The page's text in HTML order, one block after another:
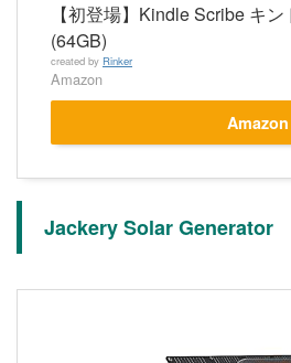
【初登場】Kindle Scribe キ
(64GB)
created by Rinker
Amazon
Amazon
Jackery Solar Generator